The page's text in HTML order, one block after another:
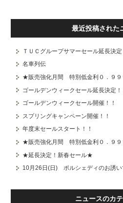
リ
スタッフブログ 納
ホーム
最近投稿された
ＴＵＣグループサマーセール延長決定
名車列伝
★販売強化月間 特別低金利０．９
ゴールデンウィークセール延長決定！
ゴールデンウィークセール開催！！
スプリングキャンペーン開催！！
年度末セールスタート！！
★販売強化月間 特別低金利０．９
★延長決定！新春セール★
10月26日(日) ポルシェディのお誘い
ニュースのカ